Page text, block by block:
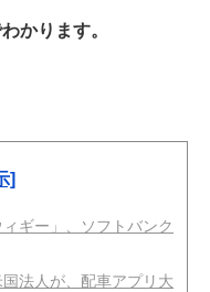
かります。
]
ギー」、ソフトバンク
法人が、配車アプリ大